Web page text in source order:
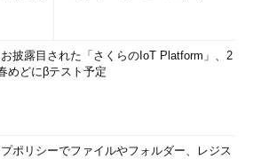
披露目された「さくらのIoT Platform」、2
めどにβテスト予定
ポリシーでファイルやフォルダー、レジス